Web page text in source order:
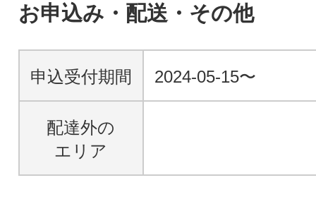
お申込み・配送・その他
申込受付期間 2024-05-15〜
配達外の
エリア